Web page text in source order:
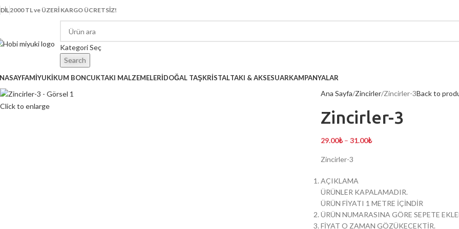
DIL2000 TL ve ÜZERİ KARGO ÜCRETSİZ!
Kategori Seç
Search
MİYUKİKUM BONCUKTAKI MALZEMELERİDOĞAL TAŞKRİSTALTAKI & AKSESUARKAMPANYALAR
Click to enlarge
Ana Sayfa Zincirler Zincirler-3Back to
Zincirler-3
29.00₺ – 31.00₺
Zincirler-3
AÇIKLAMA
ÜRÜNLER KAPALAMADIR.
ÜRÜN FİYATI 1 METRE İÇİNDİR
ÜRÜN NUMARASINA GÖRE SEPETE
FİYAT O ZAMAN GÖZÜKECEKTİR.